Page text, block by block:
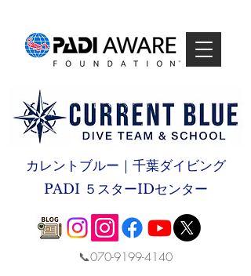
カレントブルー｜千葉ダイビング
PADI ５スターIDセンター
📞070-9199-4140